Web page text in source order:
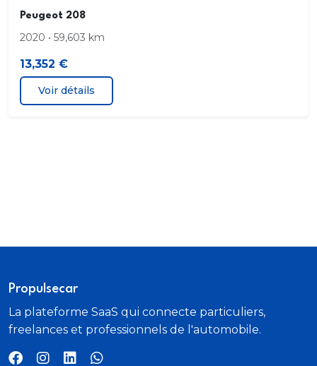
Phares ellipsoïdaux. ampoules feux de croisement
Port de chargement USB . position avant
Peugeot 208
2020 • 59,603 km
13,352 €
Voir détails
Propulsecar
La plateforme SaaS qui connecte particuliers,
freelances et professionnels de l'automobile.